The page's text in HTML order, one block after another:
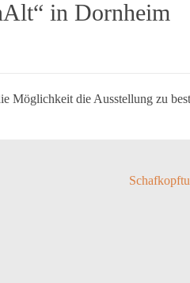
in Dornheim
Möglichkeit die Ausstellung zu